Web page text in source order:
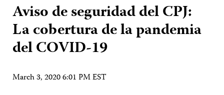
Aviso de seguridad del CPJ:
La cobertura de la pandemia
del COVID-19
March 3, 2020 6:01 PM EST